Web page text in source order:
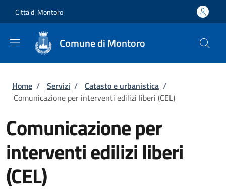
Città di Montoro
Comune di Montoro
Briciole di pane
Home / Servizi / Catasto e urbanistica /
Comunicazione per interventi edilizi liberi (CEL)
Comunicazione per
interventi edilizi liberi
(CEL)